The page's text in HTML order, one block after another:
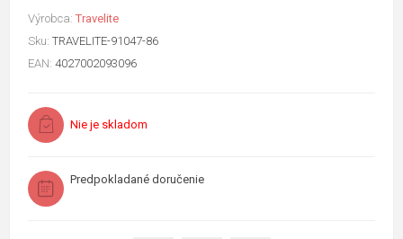
Výrobca: Travelite
Sku: TRAVELITE-91047-86
EAN: 4027002093096
Nie je skladom
Predpokladané doručenie